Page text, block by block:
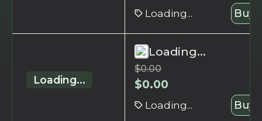
Loading... Buy
Loading...
Loading...
$0.00
$0.00
Loading... Buy